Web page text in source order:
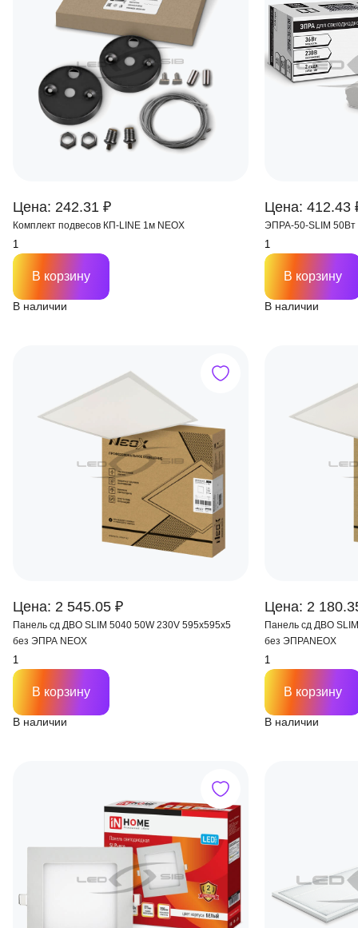
Цена: 242.31 ₽
Комплект подвесов КП-LINE 1м NEOX
В наличии
В корзину
Цена: 412.43
ЭПРА-50-SLIM 50Вт
В наличии
В корзину
Цена: 2 545.05 ₽
Панель сд ДВО SLIM 5040 50W 230V 595х595х5
без ЭПРА NEOX
В наличии
В корзину
Цена: 2
Панель сд ДВО SLIM 3665
без ЭПРАNEOX
В наличии
В корзину